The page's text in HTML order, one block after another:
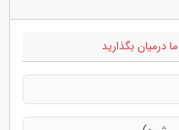
درمیان بگذارید